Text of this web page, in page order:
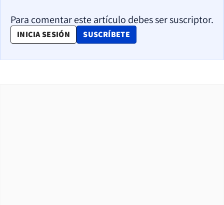
Para comentar este artículo debes ser suscriptor.
INICIA SESIÓN SUSCRÍBETE
OPENS IN NEW WINDOW